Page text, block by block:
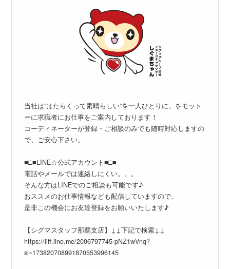
当社は“はたらくって素晴らしい”を一人ひとりに。をモット
ーに求職者にお仕事をご案内しております！
コーディネーターが登録・ご相談のみでも随時対応しますの
で、ご安心下さい。
■□■LINE☆公式アカウント■□■
電話やメールでは連絡しにくい。。。
そんな方はLINEでのご相談も可能です♪
おススメのお仕事情報なども配信していますので、
是非この機会にお友達登録をお願いいたします♪
【シグマスタッフ那覇支店】↓↓下記で検索↓↓
https://liff.line.me/2006797745-pNZ1wVnq?
sl=173820708991870553996145